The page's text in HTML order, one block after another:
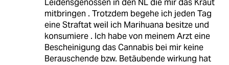
Leidensgenossen in den NL die mir das Kraut
mitbringen . Trotzdem begehe ich jeden Tag
eine Straftat weil ich Marihuana besitze und
konsumiere . Ich habe von meinem Arzt eine
Bescheinigung das Cannabis bei mir keine
Berauschende bzw. Betäubende wirkung hat